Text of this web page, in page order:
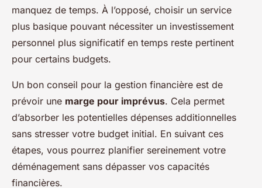
manquez de temps. À l’opposé, choisir un service
plus basique pouvant nécessiter un investissement
personnel plus significatif en temps reste pertinent
pour certains budgets.
Un bon conseil pour la gestion financière est de
prévoir une marge pour imprévus. Cela permet
d’absorber les potentielles dépenses additionnelles
sans stresser votre budget initial. En suivant ces
étapes, vous pourrez planifier sereinement votre
déménagement sans dépasser vos capacités
financières.